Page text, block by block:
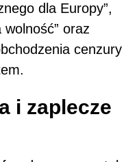
dla Europy”,
wolność” oraz
cenzury
i zaplecze